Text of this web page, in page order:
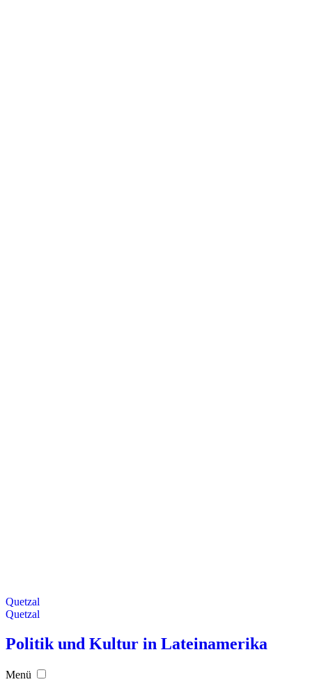
Quetzal
Quetzal
Politik und Kultur in Lateinamerika
Menü